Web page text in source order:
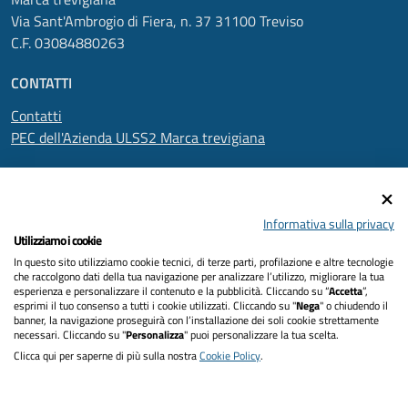
Via Sant'Ambrogio di Fiera, n. 37 31100 Treviso
C.F. 03084880263
CONTATTI
Contatti
PEC dell'Azienda ULSS2 Marca trevigiana
Informativa privacy
Dichiarazione di accessibilità
Note legali
Informativa sulla privacy
Utilizziamo i cookie
In questo sito utilizziamo cookie tecnici, di terze parti, profilazione e altre tecnologie
che raccolgono dati della tua navigazione per analizzare l’utilizzo, migliorare la tua
esperienza e personalizzare il contenuto e la pubblicità. Cliccando su “Accetta”,
esprimi il tuo consenso a tutti i cookie utilizzati. Cliccando su "Nega" o chiudendo il
banner, la navigazione proseguirà con l’installazione dei soli cookie strettamente
necessari. Cliccando su "Personalizza" puoi personalizzare la tua scelta.
Clicca qui per saperne di più sulla nostraCookie Policy.